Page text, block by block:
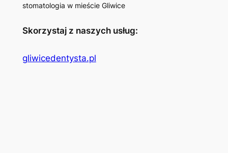
stomatologia w mieście Gliwice
Skorzystaj z naszych usług:
gliwicedentysta.pl